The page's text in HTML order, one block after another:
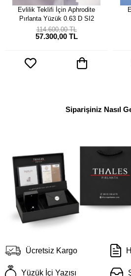
Evlilik Teklifi İçin Aphrodite
Pırlanta Yüzük 0.63 D SI2
57.300,00 TL
114.600,00 TL
Siparişiniz Nasıl
Ücretsiz Kargo
Yüzük İçi Yazısı